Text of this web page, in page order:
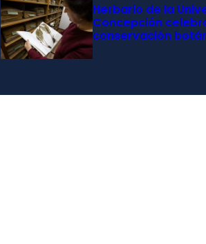
Herbario de la
Concepción
conservación